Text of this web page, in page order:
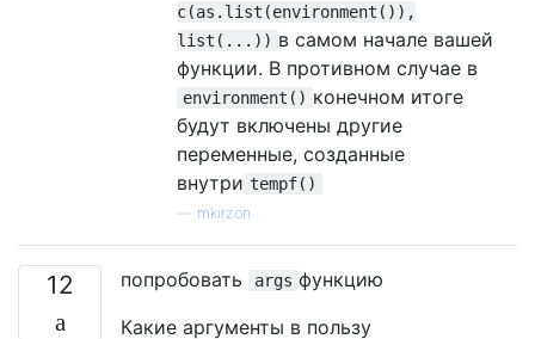
c(as.list(environment()),
list(...)) в самом начале вашей
функции. В противном случае в
environment() конечном итоге
будут включены другие
переменные, созданные
внутри tempf()
mkirzon
12 попробовать args функцию
Какие аргументы в пользу